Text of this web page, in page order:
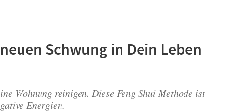
Schwung in Dein Leben
Wohnung reinigen. Diese Feng Shui Methode ist
Energien.